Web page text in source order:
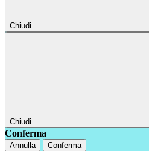
Chiudi
Chiudi
Conferma
Annulla Conferma